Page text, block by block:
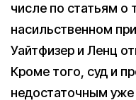
числе по статьям о
насильственном
Уайтфизер и Ленц
Кроме того, суд и
недостаточным